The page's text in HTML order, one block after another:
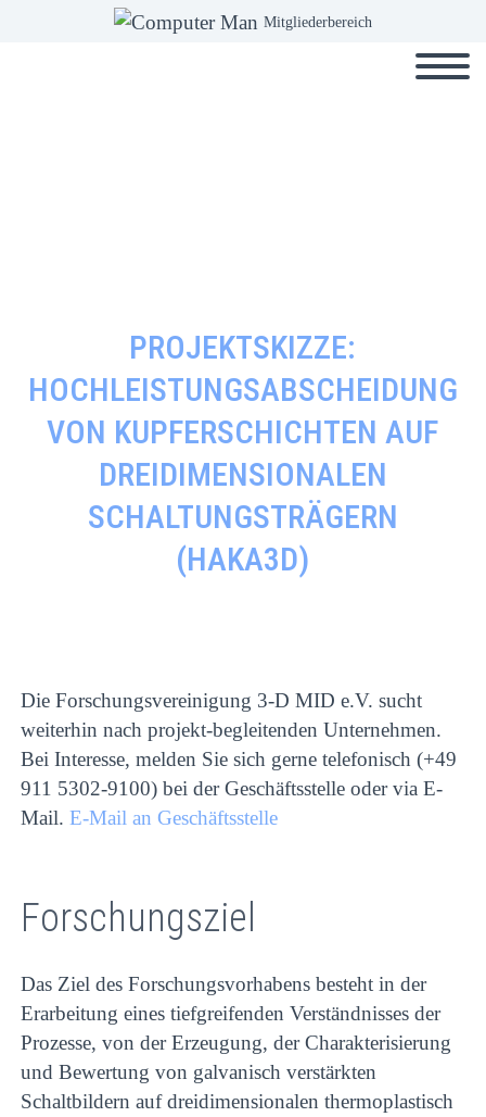
Mitgliederbereich
PROJEKTSKIZZE:
HOCHLEISTUNGSABSCHEIDUNG
VON KUPFERSCHICHTEN AUF
DREIDIMENSIONALEN
SCHALTUNGSTRÄGERN
(HAKA3D)
Die Forschungsvereinigung 3-D MID e.V. sucht
weiterhin nach projekt-begleitenden Unternehmen.
Bei Interesse, melden Sie sich gerne telefonisch (+49
911 5302-9100) bei der Geschäftsstelle oder via E-
Mail.E-Mail an Geschäftsstelle
Forschungsziel
Das Ziel des Forschungsvorhabens besteht in der
Erarbeitung eines tiefgreifenden Verständnisses der
Prozesse, von der Erzeugung, der Charakterisierung
und Bewertung von galvanisch verstärkten
Schaltbildern auf dreidimensionalen thermoplastisch